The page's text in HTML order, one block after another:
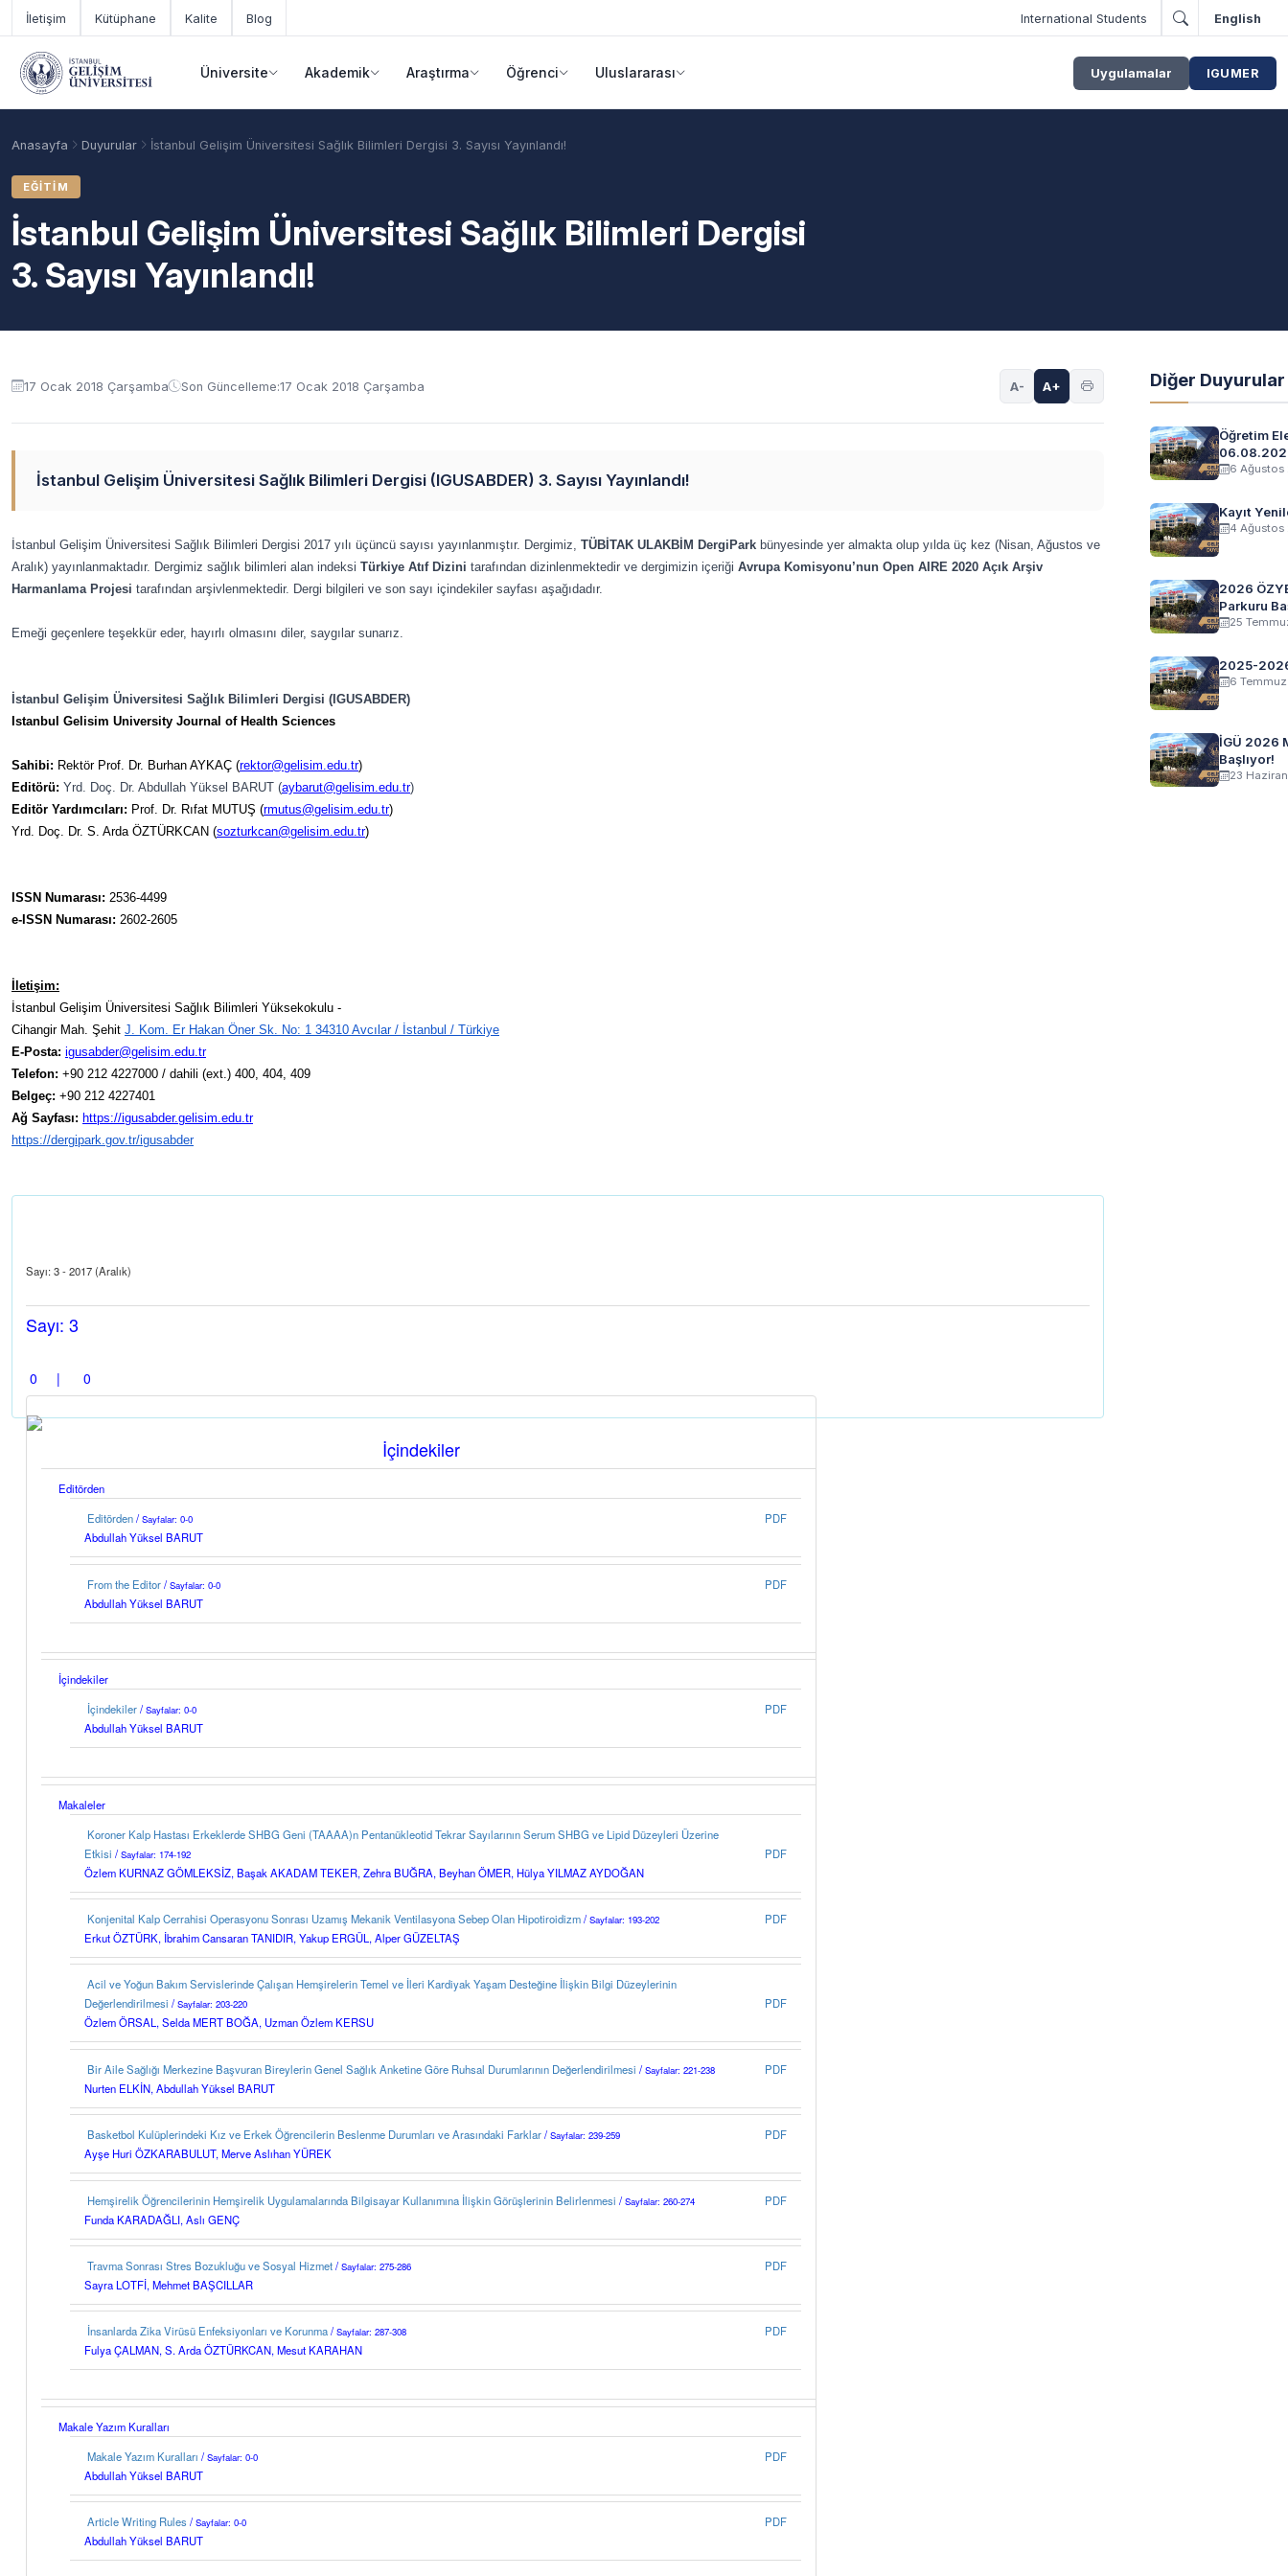
Ana içeriğe geç
İletişim Kütüphane Kalite Blog International Students English
Üniversite Akademik Araştırma Öğrenci Uluslararası Uygulamalar IGUMER
Anasayfa Duyurular İstanbul Gelişim Üniversitesi Sağlık Bilimleri Dergisi 3. Sayısı Yayınlandı!
EĞITIM
İstanbul Gelişim Üniversitesi Sağlık Bilimleri Dergisi
3. Sayısı Yayınlandı!
Duyuru içeriği
17 Ocak 2018 Çarşamba Son Güncelleme:17 Ocak 2018 Çarşamba A- A+
İstanbul Gelişim Üniversitesi Sağlık Bilimleri Dergisi (IGUSABDER) 3. Sayısı Yayınlandı!
İstanbul Gelişim Üniversitesi Sağlık Bilimleri Dergisi 2017 yılı üçüncü sayısı yayınlanmıştır. Dergimiz, TÜBİTAK ULAKBİM DergiPark bünyesinde yer almakta olup yılda üç kez (Nisan, Ağustos ve
Aralık) yayınlanmaktadır. Dergimiz sağlık bilimleri alan indeksi Türkiye Atıf Dizini tarafından dizinlenmektedir ve dergimizin içeriği Avrupa Komisyonu’nun Open AIRE 2020 Açık Arşiv
Harmanlama Projesi tarafından arşivlenmektedir. Dergi bilgileri ve son sayı içindekiler sayfası aşağıdadır.
Emeği geçenlere teşekkür eder, hayırlı olmasını diler, saygılar sunarız.
İstanbul Gelişim Üniversitesi Sağlık Bilimleri Dergisi (IGUSABDER)
Istanbul Gelisim University Journal of Health Sciences
Sahibi: Rektör Prof. Dr. Burhan AYKAÇ (rektor@gelisim.edu.tr)
Editörü: Yrd. Doç. Dr. Abdullah Yüksel BARUT (aybarut@gelisim.edu.tr)
Editör Yardımcıları: Prof. Dr. Rıfat MUTUŞ (rmutus@gelisim.edu.tr)
Yrd. Doç. Dr. S. Arda ÖZTÜRKCAN (sozturkcan@gelisim.edu.tr)
ISSN Numarası: 2536-4499
e-ISSN Numarası: 2602-2605
İletişim:
İstanbul Gelişim Üniversitesi Sağlık Bilimleri Yüksekokulu -
Cihangir Mah. Şehit J. Kom. Er Hakan Öner Sk. No: 1 34310 Avcılar / İstanbul / Türkiye
E-Posta: igusabder@gelisim.edu.tr
Telefon: +90 212 4227000 / dahili (ext.) 400, 404, 409
Belgeç: +90 212 4227401
Ağ Sayfası: https://igusabder.gelisim.edu.tr
https://dergipark.gov.tr/igusabder
Sayı: 3 - 2017 (Aralık)
Sayı: 3
0 | 0
İçindekiler
Editörden
Editörden/ Sayfalar: 0-0
PDF
Abdullah Yüksel BARUT
From the Editor/ Sayfalar: 0-0
PDF
Abdullah Yüksel BARUT
İçindekiler
İçindekiler/ Sayfalar: 0-0
PDF
Abdullah Yüksel BARUT
Makaleler
Koroner Kalp Hastası Erkeklerde SHBG Geni (TAAAA)n Pentanükleotid Tekrar Sayılarının Serum SHBG ve Lipid Düzeyleri Üzerine
Etkisi / Sayfalar: 174-192
PDF
Özlem KURNAZ GÖMLEKSİZ, Başak AKADAM TEKER, Zehra BUĞRA, Beyhan ÖMER, Hülya YILMAZ AYDOĞAN
Konjenital Kalp Cerrahisi Operasyonu Sonrası Uzamış Mekanik Ventilasyona Sebep Olan Hipotiroidizm/ Sayfalar: 193-202
PDF
Erkut ÖZTÜRK, İbrahim Cansaran TANIDIR, Yakup ERGÜL, Alper GÜZELTAŞ
Acil ve Yoğun Bakım Servislerinde Çalışan Hemşirelerin Temel ve İleri Kardiyak Yaşam Desteğine İlişkin Bilgi Düzeylerinin
Değerlendirilmesi / Sayfalar: 203-220
PDF
Özlem ÖRSAL, Selda MERT BOĞA, Uzman Özlem KERSU
Bir Aile Sağlığı Merkezine Başvuran Bireylerin Genel Sağlık Anketine Göre Ruhsal Durumlarının Değerlendirilmesi / Sayfalar: 221-238
PDF
Nurten ELKİN, Abdullah Yüksel BARUT
Basketbol Kulüplerindeki Kız ve Erkek Öğrencilerin Beslenme Durumları ve Arasındaki Farklar/ Sayfalar: 239-259
PDF
Ayşe Huri ÖZKARABULUT, Merve Aslıhan YÜREK
Hemşirelik Öğrencilerinin Hemşirelik Uygulamalarında Bilgisayar Kullanımına İlişkin Görüşlerinin Belirlenmesi / Sayfalar: 260-274
PDF
Funda KARADAĞLI, Aslı GENÇ
Travma Sonrası Stres Bozukluğu ve Sosyal Hizmet/ Sayfalar: 275-286
PDF
Sayra LOTFİ, Mehmet BAŞCILLAR
İnsanlarda Zika Virüsü Enfeksiyonları ve Korunma/ Sayfalar: 287-308
PDF
Fulya ÇALMAN, S. Arda ÖZTÜRKCAN, Mesut KARAHAN
Makale Yazım Kuralları
Makale Yazım Kuralları / Sayfalar: 0-0
PDF
Abdullah Yüksel BARUT
Article Writing Rules / Sayfalar: 0-0
PDF
Abdullah Yüksel BARUT
Diğer Duyurular
Öğretim
6 Ağustos
Kayıt
4 Ağustos
2026
Parkuru
25
2025-
6
İGÜ 2026
Başlıyor!
23